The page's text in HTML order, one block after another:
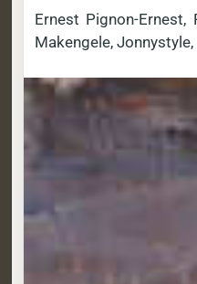
Ernest Pignon-
Makengele,